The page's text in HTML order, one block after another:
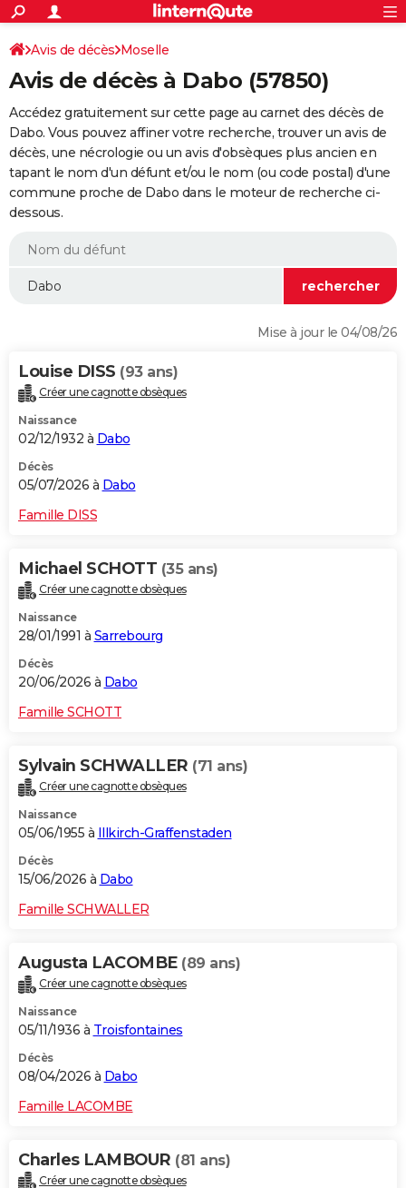
ACTUALITÉS
Politique
Société
Faits Divers
Education
Monde
Villes
+
SPORT
Coupe du monde 2026
Football
Tennis
Cyclisme
Rugby
Forum
Programme TV
TNT
Streaming
Cinéma
Sorties cinéma
Musique
+
FINANCE
Retraite
Epargne
Immobilier
Risques naturels par ville
Assurance
AUTO
Essais
Réserver un essai
Citadines
Berlines
SUV
Forum auto
+
HIGH-TECH
BRICOLAGE
WEEK-END
Alimentation
Guide de la santé
Maladies
Médicaments
Sommeil
VOYAGE
Destinations
City break
Voyage nature
Voyage de noces
Forum
Climat
+PHOTO
GUIDES D'ACHAT
Carte de Noël
Carte Bonne année
Carte Saint-Valentin
Carte Pâques
Carte d'anniversaire
DICTIONNAIRE
Dictionnaire
Biographies
Citations
Expressions
Proverbes
PROGRAMME TV
S'inscrire
Se connecter
Lycées
Collèges
Primaires
Universités
Entreprises
Service militaire
Avis de recherche
AVIS DE DÉCÈS
FORUM
Bricolage
Lifestyle
Culture
Auto
Television
Voyage
Cinema
Avis de décès Moselle
Avis de décès à Dabo (57850)
Accédez gratuitement sur cette page au carnet des décès de
Dabo. Vous pouvez affiner votre recherche, trouver un avis de
décès, une nécrologie ou un avis d'obsèques plus ancien en
tapant le nom d'un défunt et/ou le nom (ou code postal) d'une
commune proche de Dabo dans le moteur de recherche ci-
dessous.
Mise à jour le 04/08/26
Louise DISS (93 ans)
Créer une cagnotte obsèques
Naissance
02/12/1932 à Dabo
Décès
05/07/2026 à Dabo
Famille DISS
Michael SCHOTT (35 ans)
Créer une cagnotte obsèques
Naissance
28/01/1991 à Sarrebourg
Décès
20/06/2026 à Dabo
Famille SCHOTT
Sylvain SCHWALLER (71 ans)
Créer une cagnotte obsèques
Naissance
05/06/1955 à Illkirch-Graffenstaden
Décès
15/06/2026 à Dabo
Famille SCHWALLER
Augusta LACOMBE (89 ans)
Créer une cagnotte obsèques
Naissance
05/11/1936 à Troisfontaines
Décès
08/04/2026 à Dabo
Famille LACOMBE
Charles LAMBOUR (81 ans)
Créer une cagnotte obsèques